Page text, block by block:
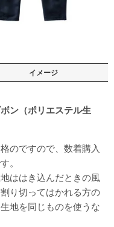
イメージ
ン（ポリエステル生
のですので、数着購入
。
ははき込んだときの風
り切ってはかれる方の
地を同じものを使うな